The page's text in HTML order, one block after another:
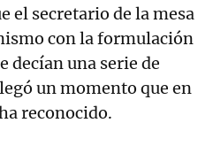
el secretario de la mesa
con la formulación
decían una serie de
un momento que en
reconocido.